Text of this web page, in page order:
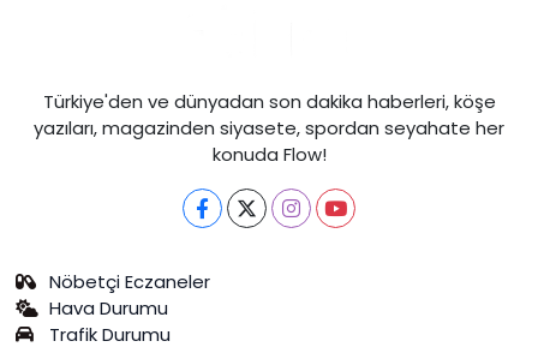
Türkiye'den ve dünyadan son dakika haberleri, köşe
yazıları, magazinden siyasete, spordan seyahate her
konuda Flow!
Nöbetçi Eczaneler
Hava Durumu
Trafik Durumu